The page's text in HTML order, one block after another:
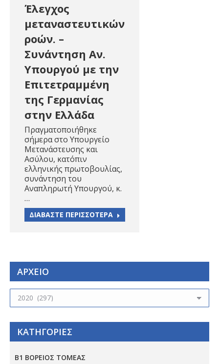
Έλεγχος
μεταναστευτικών
ροών. –
Συνάντηση Αν.
Υπουργού με την
Επιτετραμμένη
της Γερμανίας
στην Ελλάδα
Πραγματοποιήθηκε
σήμερα στο Υπουργείο
Μετανάστευσης και
Ασύλου, κατόπιν
ελληνικής πρωτοβουλίας,
συνάντηση του
Αναπληρωτή Υπουργού, κ.
…
ΔΙΑΒΑΣΤΕ ΠΕΡΙΣΣΟΤΕΡΑ
ΑΡΧΕΙΟ
ΑΡΧΕΙΟ
ΚΑΤΗΓΟΡΙΕΣ
Β1 ΒΟΡΕΙΟΣ ΤΟΜΕΑΣ